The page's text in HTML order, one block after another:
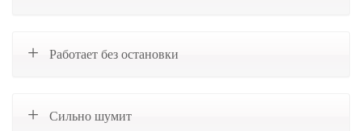
Работает без остановки
Сильно шумит